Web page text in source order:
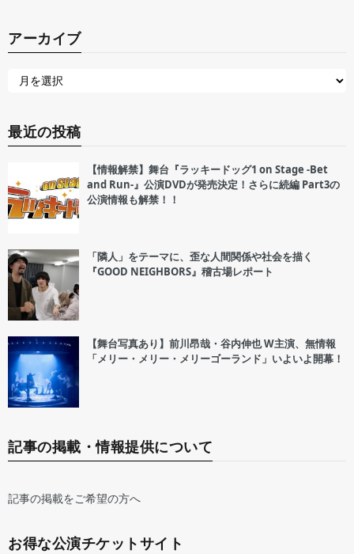
アーカイブ
最近の投稿
【情報解禁】舞台『ラッキードッグ1 on Stage -Bet
and Run-』公演DVDが発売決定！さらに続編 Part3の
公演情報も解禁！！
「隣人」をテーマに、歪な人間関係や社会を描く
『GOOD NEIGHBORS』稽古場レポート
【舞台写真あり】前川昂哉・谷内伸也 W主演、無情報
「メリー・メリー・メリーゴーランド」いよいよ開幕！
記事の掲載・情報提供について
記事の掲載をご希望の方へ
お得な公演チケットサイト